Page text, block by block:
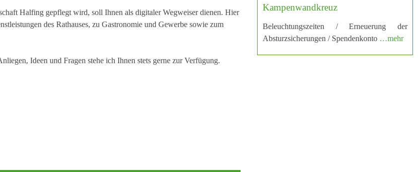
Halfing gepflegt wird, soll Ihnen als digitaler Wegweiser dienen. Hier
des Rathauses, zu Gastronomie und Gewerbe sowie zum
Ideen und Fragen stehe ich Ihnen stets gerne zur Verfügung.
Kampenwandkreuz
Beleuchtungszeiten / Erneuerung der
Absturzsicherungen / Spendenkonto …mehr